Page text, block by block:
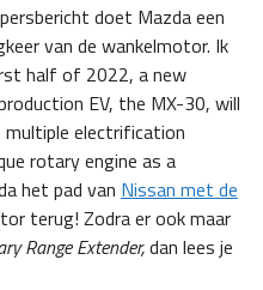
doet Mazda een
van de wankelmotor. Ik
half of 2022, a new
EV, the MX-30, will
electrification
rotary engine as a
het pad van Nissan met de
terug! Zodra er ook maar
Range Extender,dan lees je